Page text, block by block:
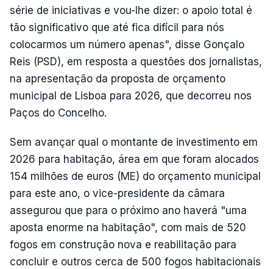
série de iniciativas e vou-lhe dizer: o apoio total é
tão significativo que até fica difícil para nós
colocarmos um número apenas", disse Gonçalo
Reis (PSD), em resposta a questões dos jornalistas,
na apresentação da proposta de orçamento
municipal de Lisboa para 2026, que decorreu nos
Paços do Concelho.
Sem avançar qual o montante de investimento em
2026 para habitação, área em que foram alocados
154 milhões de euros (ME) do orçamento municipal
para este ano, o vice-presidente da câmara
assegurou que para o próximo ano haverá "uma
aposta enorme na habitação", com mais de 520
fogos em construção nova e reabilitação para
concluir e outros cerca de 500 fogos habitacionais